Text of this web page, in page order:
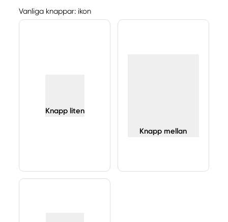
Vanliga knappar: ikon
Knapp liten
Knapp mellan